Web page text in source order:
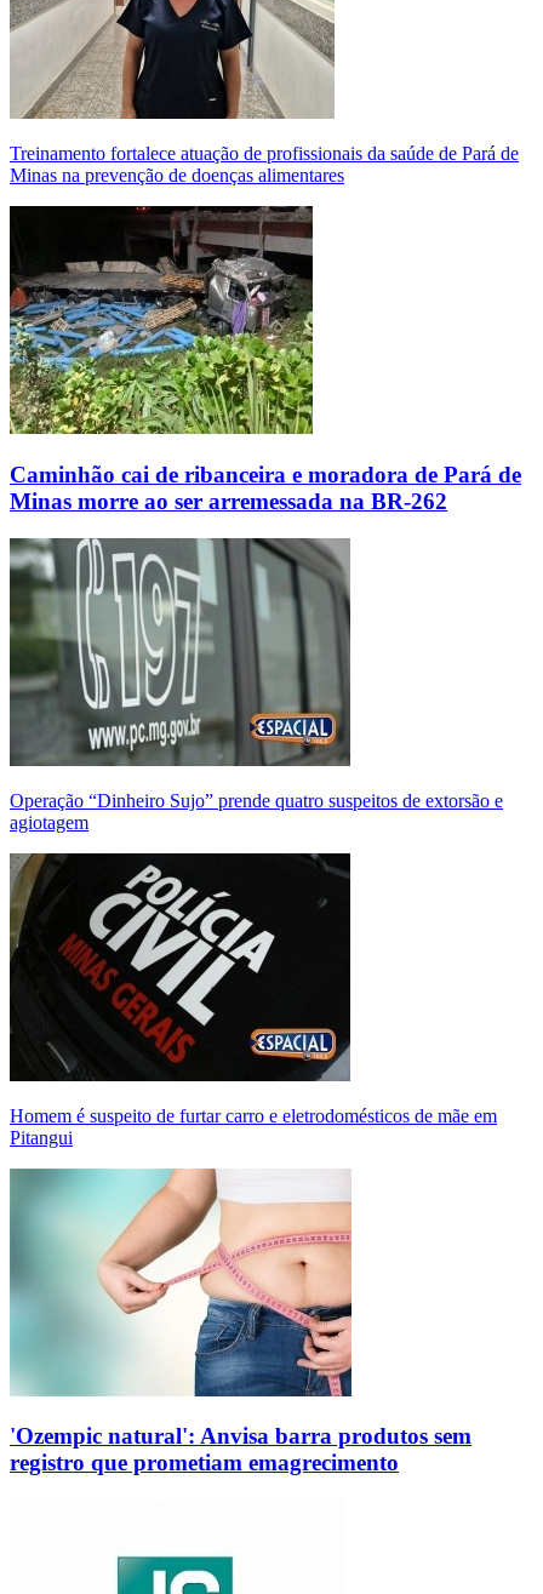
Treinamento fortalece atuação de profissionais da saúde de Pará de
Minas na prevenção de doenças alimentares
Caminhão cai de ribanceira e moradora de Pará de
Minas morre ao ser arremessada na BR-262
Operação “Dinheiro Sujo” prende quatro suspeitos de extorsão e
agiotagem
Homem é suspeito de furtar carro e eletrodomésticos de mãe em
Pitangui
'Ozempic natural': Anvisa barra produtos sem
registro que prometiam emagrecimento